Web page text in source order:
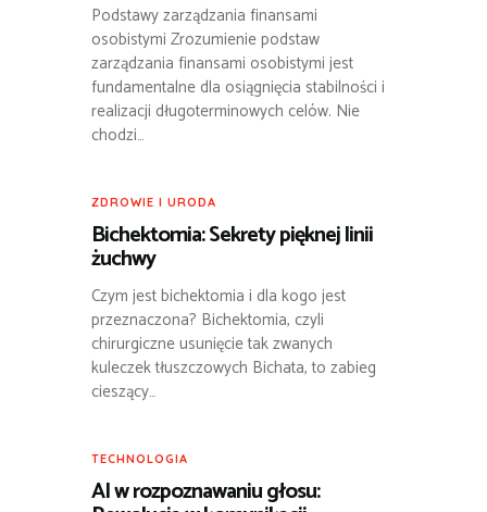
Podstawy zarządzania finansami
osobistymi Zrozumienie podstaw
zarządzania finansami osobistymi jest
fundamentalne dla osiągnięcia stabilności i
realizacji długoterminowych celów. Nie
chodzi…
ZDROWIE I URODA
Bichektomia: Sekrety pięknej linii
żuchwy
Czym jest bichektomia i dla kogo jest
przeznaczona? Bichektomia, czyli
chirurgiczne usunięcie tak zwanych
kuleczek tłuszczowych Bichata, to zabieg
cieszący…
TECHNOLOGIA
AI w rozpoznawaniu głosu: